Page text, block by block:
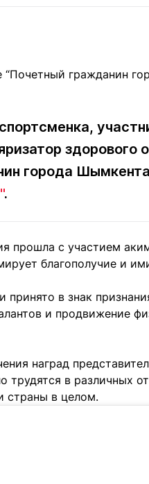
редакции Вакансии
3 888 188
города
.
прошла с участием
благополучие и
принято в знак
и продвижение
наград
трудятся в различных
страны в целом.